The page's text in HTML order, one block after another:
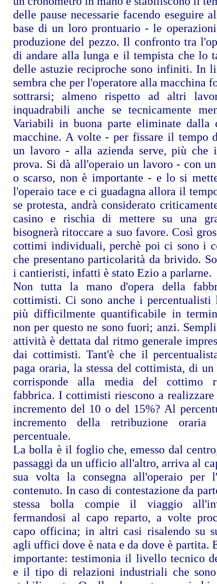
delle pause necessarie facendo eseguire
base di un loro prontuario - le
produzione del pezzo. Il confronto tra
di andare alla lunga e il tempista che lo
delle astuzie reciproche sono infiniti. In
sembra che per l'operatore alla macchina
sottrarsi; almeno rispetto ad altri
inquadrabili anche se tecnicamente
Variabili in buona parte eliminate dalla
macchine. A volte - per fissare il tempo
un lavoro - alla azienda serve, più che
prova. Si dà all'operaio un lavoro - con
o scarso, non è importante - e lo si
l'operaio tace e ci guadagna allora il
se protesta, andrà considerato
casino e rischia di mettere su una
bisognerà ritoccare a suo favore. Così
cottimi individuali, perchè poi ci sono i
che presentano particolarità da brivido.
i cantieristi, infatti è stato Ezio a parlarne.
Non tutta la mano d'opera della
cottimisti. Ci sono anche i
più difficilmente quantificabile in
non per questo ne sono fuori; anzi.
attività è dettata dal ritmo generale
dai cottimisti. Tant'è che il
paga oraria, la stessa del cottimista, di
corrisponde alla media del cottimo
fabbrica. I cottimisti riescono a realizzare
incremento del 10 o del 15%? Al
incremento della retribuzione
percentuale.
La bolla è il foglio che, emesso dal
passaggi da un ufficio all'altro, arriva al
sua volta la consegna all'operaio per
contenuto. In caso di contestazione da
stessa bolla compie il viaggio
fermandosi al capo reparto, a volte
capo officina; in altri casi risalendo su
agli uffici dove è nata e da dove è partita.
importante: testimonia il livello tecnico
e il tipo di relazioni industriali che